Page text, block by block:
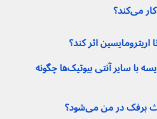
می‌کند؟
اریترومایسین در مقایسه با سایر آنتی بیوتیک‌ها چگونه
برفک در من می‌شود؟